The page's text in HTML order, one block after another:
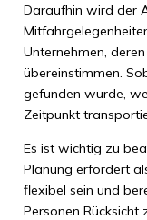
Daraufhin wird der
Unternehmen,
übereinstimmen.
gefunden wurde,
Zeitpunkt
Es ist wichtig zu
Planung erfordert
flexibel sein und
Personen Rücksicht